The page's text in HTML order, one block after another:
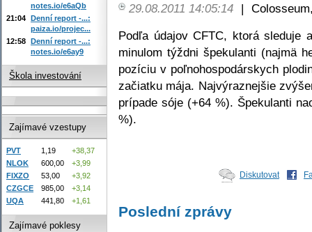
29.08.2011 14:05:14 |
Podľa údajov CFTC, ktorá sleduje
minulom týždni špekulanti (najmä
pozíciu v poľnohospodárskych
začiatku mája. Najvýraznejšie
prípade sóje (+64 %). Špekulanti
%).
Diskutovat
Poslední zprávy
notes.io/e6aQb
21:04 Denní report -...:
paiza.io/projec...
12:58 Denní report -...:
notes.io/e6ay9
Škola investování
Zajímavé vzestupy
PVT 1,19
+38,37
NLOK
600,00
+3,99
FIXZO
53,00
+3,92
CZGCE
985,00
+3,14
UQA
441,80 +1,61
Zajímavé poklesy